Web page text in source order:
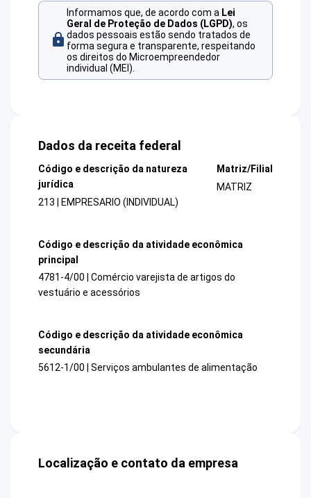
Informamos que, de acordo com a Lei
Geral de Proteção de Dados (LGPD), os
dados pessoais estão sendo tratados de
forma segura e transparente, respeitando
os direitos do Microempreendedor
individual (MEI).
Dados da receita federal
Código e descrição da natureza
jurídica
213 | EMPRESARIO (INDIVIDUAL)
Matriz/Filial
MATRIZ
Código e descrição da atividade econômica
principal
4781-4/00 | Comércio varejista de artigos do
vestuário e acessórios
Código e descrição da atividade econômica
secundária
5612-1/00 | Serviços ambulantes de alimentação
Localização e contato da empresa